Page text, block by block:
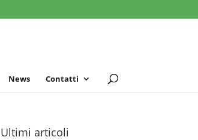
News Contatti
Ultimi articoli